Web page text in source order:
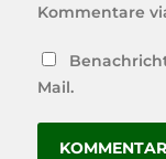
Kommentare
Mail.